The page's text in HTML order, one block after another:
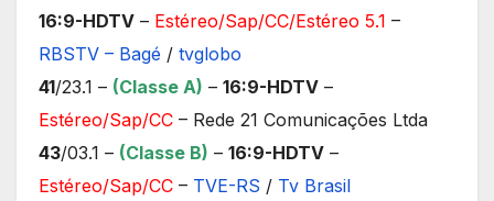
16:9-HDTV – Estéreo/Sap/CC/Estéreo 5.1 –
RBSTV – Bagé / tvglobo
41/23.1 – (Classe A) – 16:9-HDTV –
Estéreo/Sap/CC – Rede 21 Comunicações Ltda
43/03.1 – (Classe B) – 16:9-HDTV –
Estéreo/Sap/CC – TVE-RS / Tv Brasil